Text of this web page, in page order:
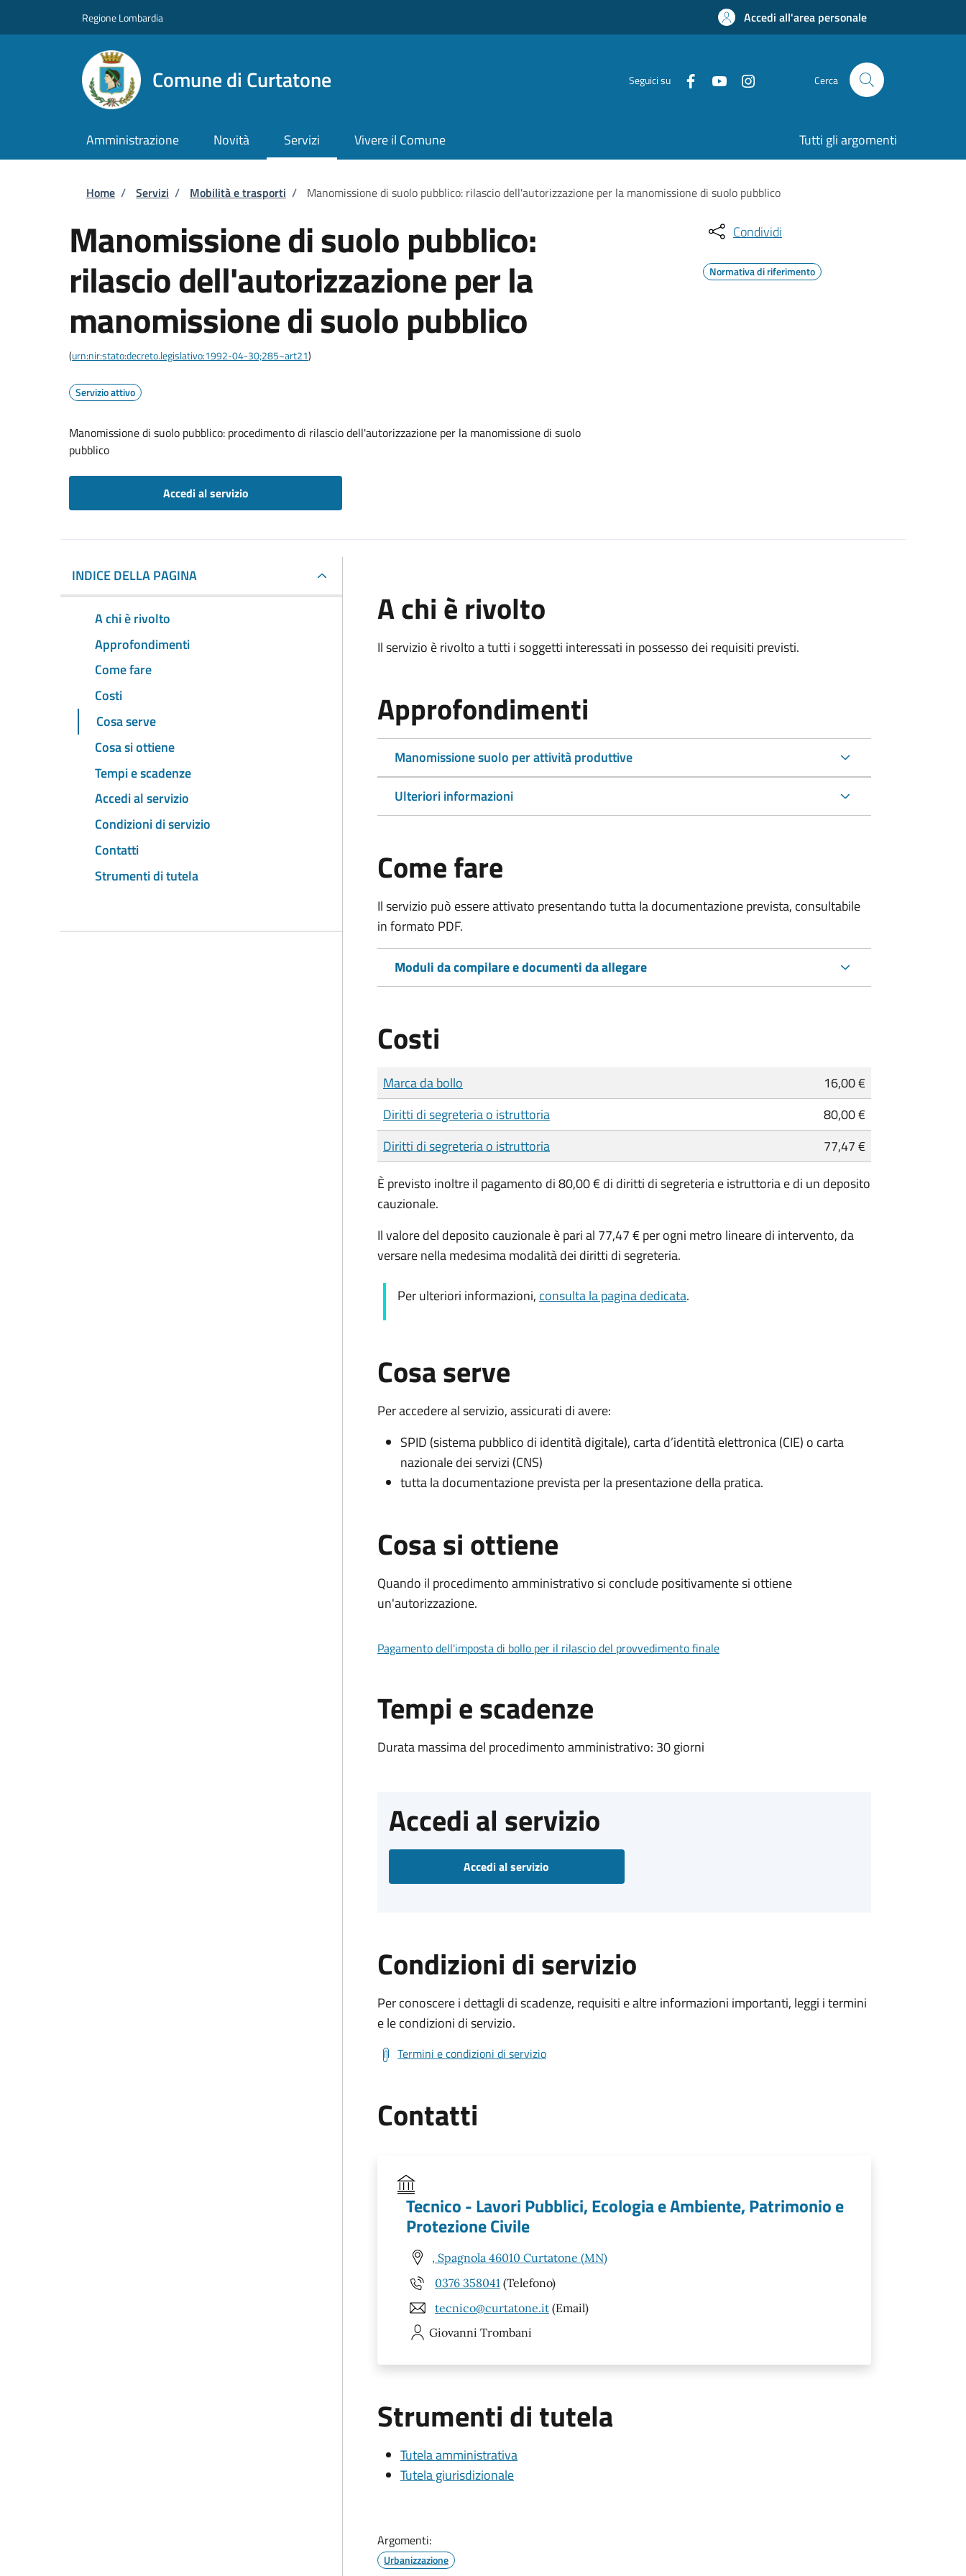
Regione Lombardia Accedi all'area personale
Comune di Curtatone Seguici su Cerca
Amministrazione Novità Servizi Vivere il Comune Tutti gli argomenti
Briciole di pane
Home / Servizi / Mobilità e trasporti / Manomissione di suolo pubblico: rilascio dell'autorizzazione per la manomissione di suolo pubblico
Manomissione di suolo pubblico:
rilascio dell'autorizzazione per la
manomissione di suolo pubblico
(urn:nir:stato:decreto.legislativo:1992-04-30;285~art21)
Servizio attivo
Manomissione di suolo pubblico: procedimento di rilascio dell'autorizzazione per la manomissione di suolo
pubblico
Accedi al servizio
Condividi
Normativa di riferimento
INDICE DELLA PAGINA
A chi è rivolto
Approfondimenti
Come fare
Costi
Cosa serve
Cosa si ottiene
Tempi e scadenze
Accedi al servizio
Condizioni di servizio
Contatti
Strumenti di tutela
A chi è rivolto
Il servizio è rivolto a tutti i soggetti interessati in possesso dei requisiti previsti.
Approfondimenti
Manomissione suolo per attività produttive
Ulteriori informazioni
Come fare
Il servizio può essere attivato presentando tutta la documentazione prevista, consultabile
in formato PDF.
Moduli da compilare e documenti da allegare
Costi
Tipo di pagamento
Importo
Marca da bollo
16,00 €
Diritti di segreteria o istruttoria
80,00 €
Diritti di segreteria o istruttoria
77,47 €
È previsto inoltre il pagamento di 80,00 € di diritti di segreteria e istruttoria e di un deposito
cauzionale.
Il valore del deposito cauzionale è pari al 77,47 € per ogni metro lineare di intervento, da
versare nella medesima modalità dei diritti di segreteria.
Per ulteriori informazioni, consulta la pagina dedicata.
Cosa serve
Per accedere al servizio, assicurati di avere:
SPID (sistema pubblico di identità digitale), carta d’identità elettronica (CIE) o carta
nazionale dei servizi (CNS)
tutta la documentazione prevista per la presentazione della pratica.
Cosa si ottiene
Quando il procedimento amministrativo si conclude positivamente si ottiene
un'autorizzazione.
Pagamento dell'imposta di bollo per il rilascio del provvedimento finale
Tempi e scadenze
Durata massima del procedimento amministrativo: 30 giorni
Accedi al servizio
Accedi al servizio
Condizioni di servizio
Per conoscere i dettagli di scadenze, requisiti e altre informazioni importanti, leggi i termini
e le condizioni di servizio.
Termini e condizioni di servizio
Contatti
Tecnico - Lavori Pubblici, Ecologia e Ambiente, Patrimonio e
Protezione Civile
, Spagnola 46010 Curtatone (MN)
0376 358041 (Telefono)
tecnico@curtatone.it (Email)
Giovanni Trombani
Strumenti di tutela
Tutela amministrativa
Tutela giurisdizionale
Argomenti:
Urbanizzazione